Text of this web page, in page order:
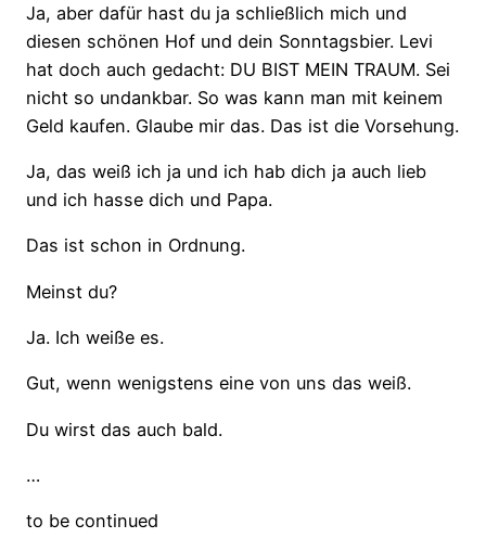
Ja, aber dafür hast du ja schließlich mich und
diesen schönen Hof und dein Sonntagsbier. Levi
hat doch auch gedacht: DU BIST MEIN TRAUM. Sei
nicht so undankbar. So was kann man mit keinem
Geld kaufen. Glaube mir das. Das ist die Vorsehung.
Ja, das weiß ich ja und ich hab dich ja auch lieb
und ich hasse dich und Papa.
Das ist schon in Ordnung.
Meinst du?
Ja. Ich weiße es.
Gut, wenn wenigstens eine von uns das weiß.
Du wirst das auch bald.
…
to be continued